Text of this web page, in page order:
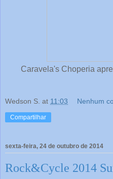
Caravela's Choperia
Wedson S. at 11:03 Nenhum
Compartilhar
sexta-feira, 24 de outubro de 2014
Rock&Cycle 2014